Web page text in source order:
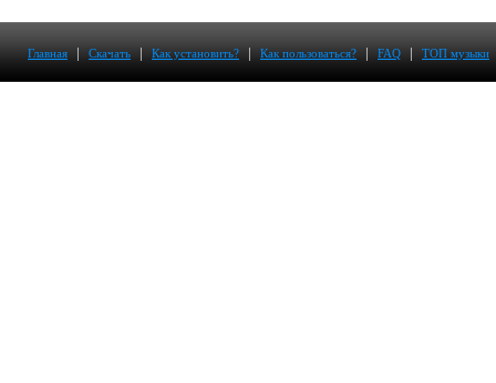
Главная | Скачать | Как установить? | Как пользоваться? | FAQ | ТОП музыки